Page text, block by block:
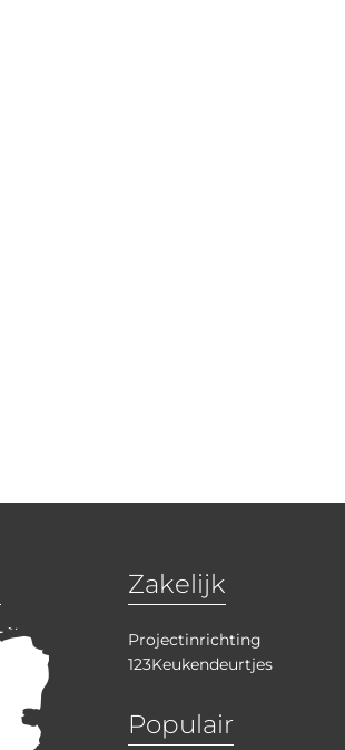
Zakelijk
Projectinrichting
123Keukendeurtjes
Populair